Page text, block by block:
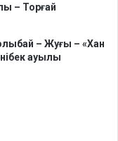
– Торғай
– Жуғы – «Хан
ауылы